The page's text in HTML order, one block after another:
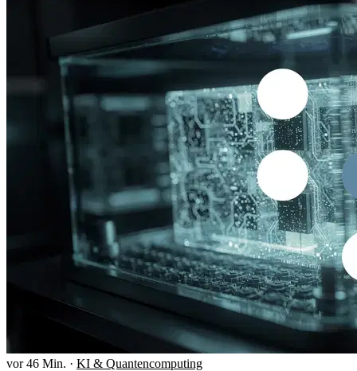
vor 46 Min. · KI & Quantencomputing